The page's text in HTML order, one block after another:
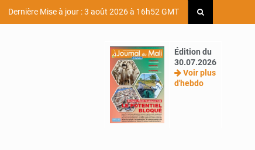
Dernière Mise à jour : 3 août 2026 à 16h52 GMT
Édition du
30.07.2026
Voir plus
d'hebdo